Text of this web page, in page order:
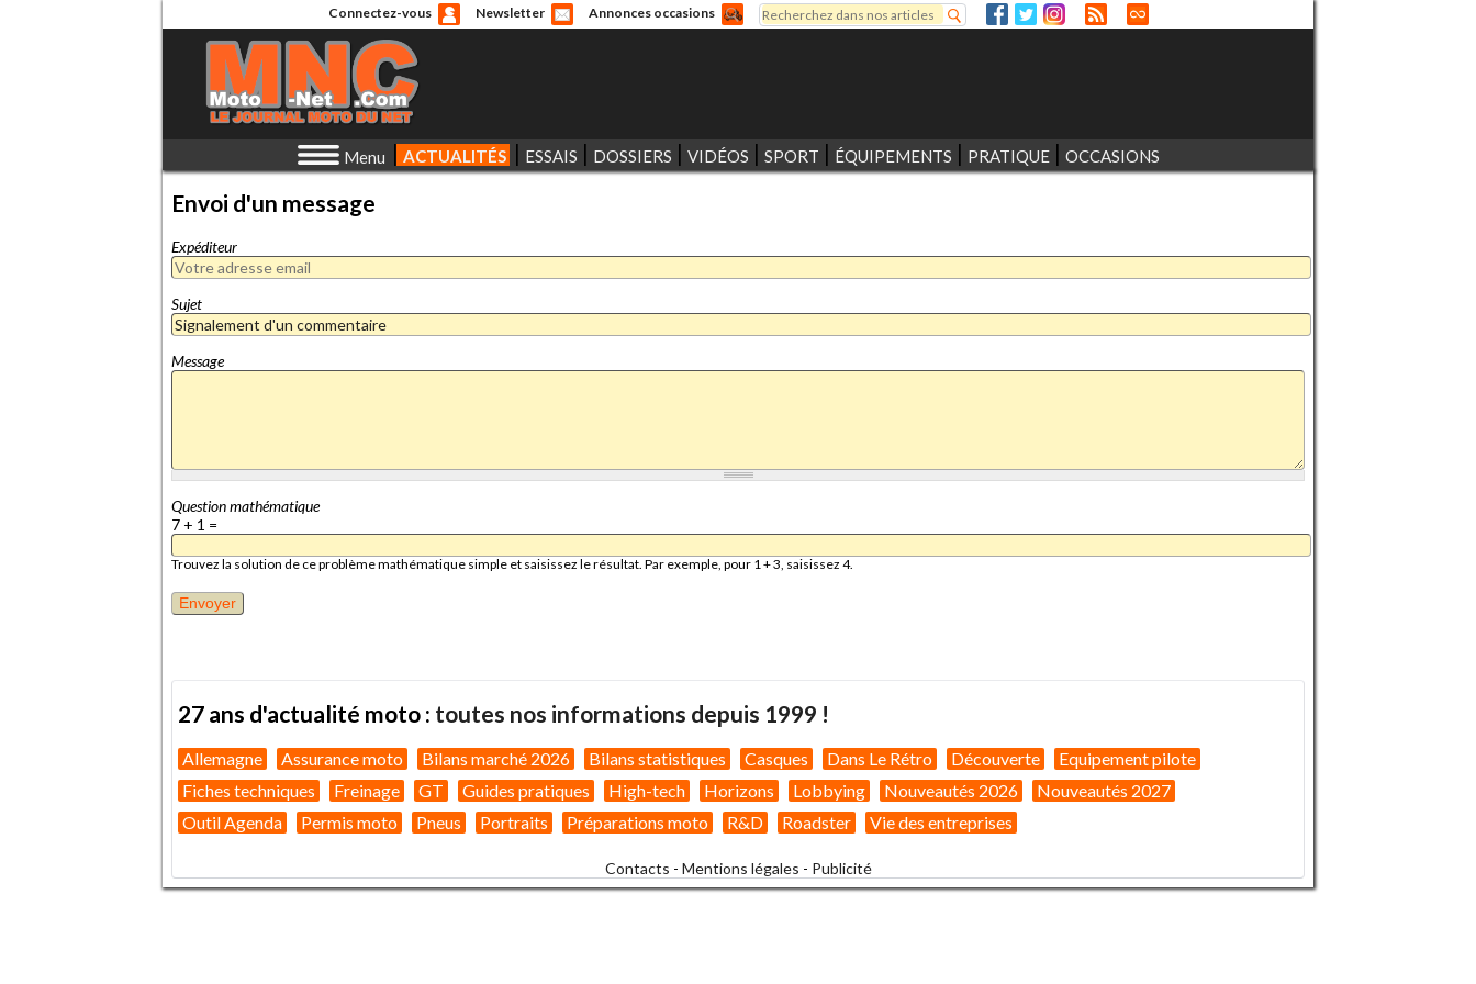
Connectez-vous Newsletter Annonces occasions
Formulaire de recherche
Rechercher
Menu ACTUALITÉS ESSAIS DOSSIERS VIDÉOS SPORT ÉQUIPEMENTS PRATIQUE OCCASIONS
Envoi d'un message
Expéditeur
Sujet
Message
Question mathématique
7 + 1 =
Trouvez la solution de ce problème mathématique simple et saisissez le résultat. Par exemple, pour 1 + 3, saisissez 4.
27 ans d'actualité moto : toutes nos informations depuis 1999 !
Allemagne Assurance moto Bilans marché 2026 Bilans statistiques Casques Dans Le Rétro Découverte
Equipement pilote
Fiches techniques
Freinage GT Guides pratiques High-tech Horizons Lobbying Nouveautés 2026
Nouveautés 2027
Outil Agenda
Permis moto Pneus Portraits Préparations moto R&D Roadster Vie des entreprises
Contacts - Mentions légales - Publicité